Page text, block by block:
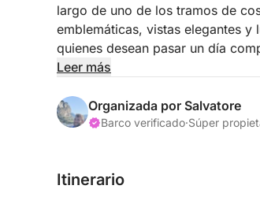
largo de uno de los tramos de
emblemáticas, vistas elegantes y
quienes desean pasar un día
inolvidables.
La navegación comienza hacia
donde el mar cristalino se
Leer más
Organizada por Salvatore
Barco verificado·Súper
Itinerario